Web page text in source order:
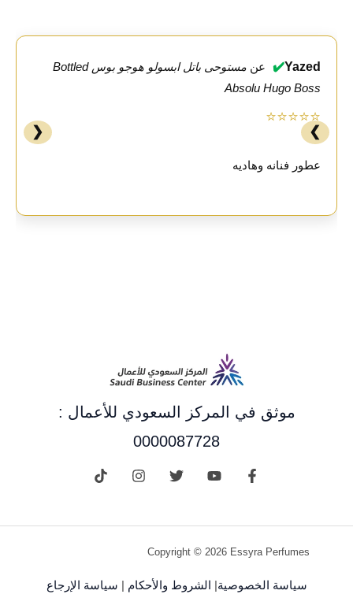
Yazed
✔️ عن
مستوحى باتل ابسولو هوجو بوس Bottled
Absolu Hugo Boss
⭐⭐⭐⭐⭐
عطور فنانه وهاديه
❮ ❯
موثق في المركز السعودي للأعمال :
0000087728
Copyright © 2026 Essyra Perfumes
سياسة الخصوصية الشروط والأحكام سياسة الإرجاع